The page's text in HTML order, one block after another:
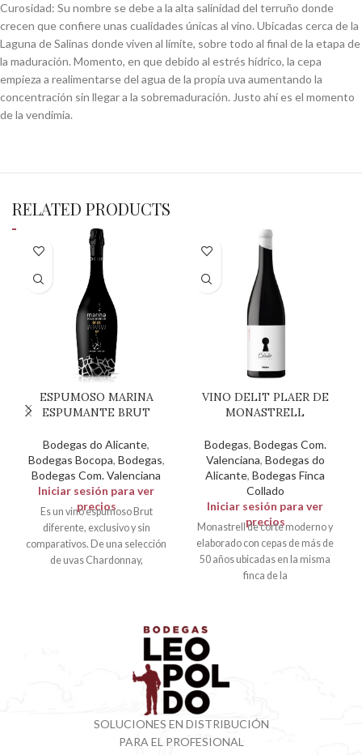
Curosidad: Su nombre se debe a la alta salinidad del terruño donde
crecen que confiere unas cualidades únicas al vino. Ubicadas cerca de la
Laguna de Salinas donde viven al límite, sobre todo al final de la etapa de
la maduración. Momento, en que debido al estrés hídrico, la cepa
empieza a realimentarse del agua de la propia uva aumentando la
concentración sin llegar a la sobremaduración. Justo ahí es el momento
de la vendimia.
RELATED PRODUCTS
ESPUMOSO MARINA
ESPUMANTE BRUT
Bodegas do Alicante,
Bodegas Bocopa, Bodegas,
Bodegas Com. Valenciana
Iniciar sesión para ver
precios
Es un vino espumoso Brut
diferente, exclusivo y sin
comparativos. De una selección
de uvas Chardonnay,
VINO DELIT PLAER DE
MONASTRELL
Bodegas, Bodegas Com.
Valenciana, Bodegas do
Alicante,Bodegas Finca
Collado
Iniciar sesión para ver
precios
Monastrell de corte moderno y
elaborado con cepas de más de
50 años ubicadas en la misma
finca de la
SOLUCIONES EN DISTRIBUCIÓN
PARA EL PROFESIONAL